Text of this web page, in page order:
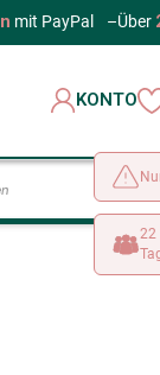
mit PayPal –Über
KONTO
22